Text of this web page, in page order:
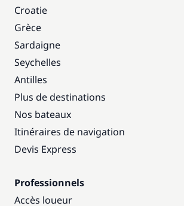
Croatie
Grèce
Sardaigne
Seychelles
Antilles
Plus de destinations
Nos bateaux
Itinéraires de navigation
Devis Express
Professionnels
Accès loueur